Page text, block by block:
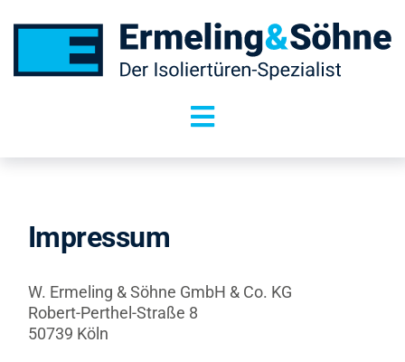
Inhalt
Toggle
Navigation
Isolierfenster
Service
Impressum
W. Ermeling & Söhne GmbH & Co. KG
Robert-Perthel-Straße 8
50739 Köln